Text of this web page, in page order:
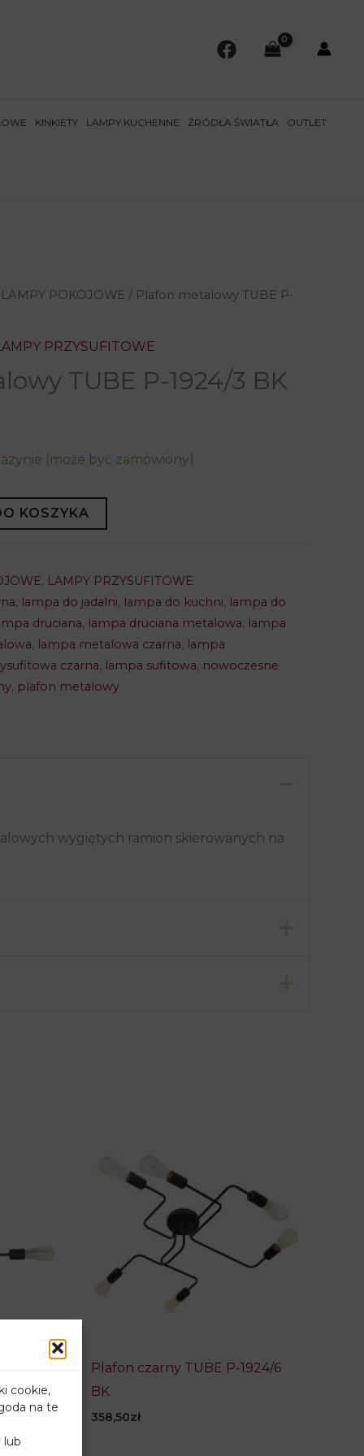
cookie,
na te
lub
KINKIETY LAMPY KUCHENNE ŹRÓDŁA ŚWIATŁA OUTLET
LAMPY POKOJOWE / Plafon metalowy TUBE P-
PRZYSUFITOWE
TUBE P-1924/3 BK
(może być zamówiony)
KOSZYKA
, LAMPY PRZYSUFITOWE
, lampa do jadalni, lampa do kuchni, lampa do
druciana, lampa druciana metalowa, lampa
, lampa metalowa czarna, lampa
czarna, lampa sufitowa, nowoczesne
, plafon metalowy
wygiętych ramion skierowanych na
Plafon czarny TUBE P-1924/6
BK
358,50zł